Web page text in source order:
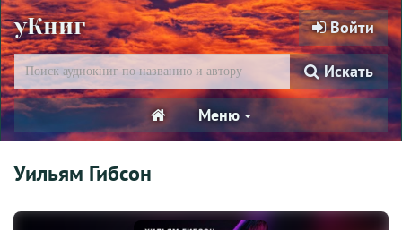
уКниг Войти
Искать
Меню
Уильям Гибсон